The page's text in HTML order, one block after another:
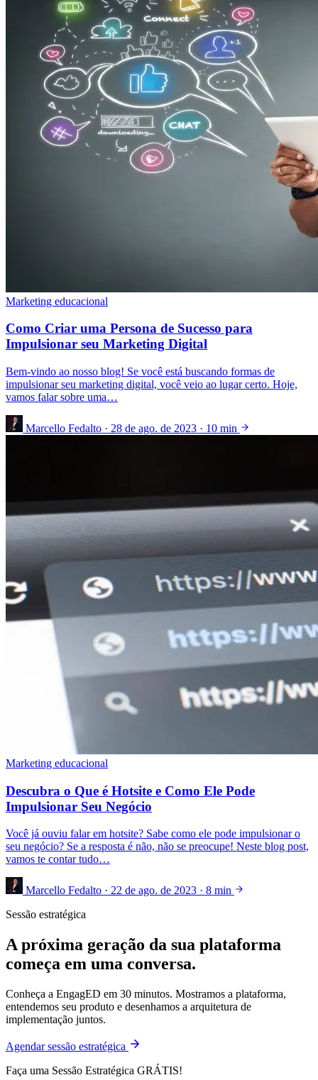
Marketing educacional
Como Criar uma Persona de Sucesso para
Impulsionar seu Marketing Digital
Bem-vindo ao nosso blog! Se você está buscando formas de
impulsionar seu marketing digital, você veio ao lugar certo. Hoje,
vamos falar sobre uma…
Marcello Fedalto · 28 de ago. de 2023 · 10 min
Marketing educacional
Descubra o Que é Hotsite e Como Ele Pode
Impulsionar Seu Negócio
Você já ouviu falar em hotsite? Sabe como ele pode impulsionar o
seu negócio? Se a resposta é não, não se preocupe! Neste blog post,
vamos te contar tudo…
Marcello Fedalto · 22 de ago. de 2023 · 8 min
Sessão estratégica
A próxima geração da sua plataforma
começa em uma conversa.
Conheça a EngagED em 30 minutos. Mostramos a plataforma,
entendemos seu produto e desenhamos a arquitetura de
implementação juntos.
Agendar sessão estratégica
Faça uma Sessão Estratégica GRÁTIS!